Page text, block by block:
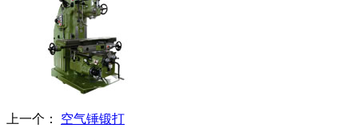
上一个： 空气锤锻打